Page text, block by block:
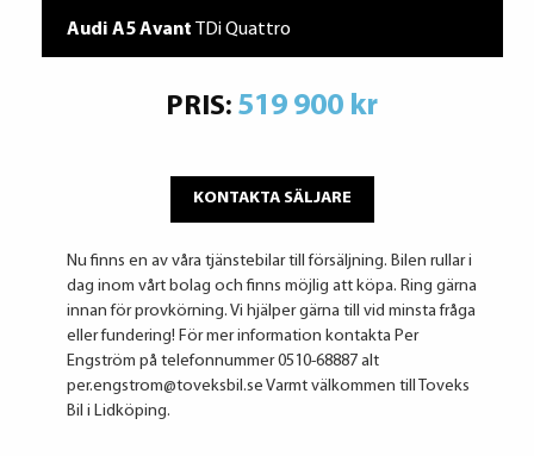
Audi A5 Avant TDi Quattro
PRIS: 519 900 kr
KONTAKTA SÄLJARE
Nu finns en av våra tjänstebilar till försäljning. Bilen rullar i
dag inom vårt bolag och finns möjlig att köpa. Ring gärna
innan för provkörning. Vi hjälper gärna till vid minsta fråga
eller fundering! För mer information kontakta Per
Engström på telefonnummer 0510-68887 alt
per.engstrom@toveksbil.se Varmt välkommen till Toveks
Bil i Lidköping.